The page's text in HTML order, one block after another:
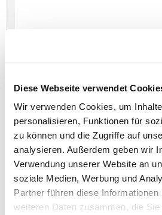
Diese Webseite verwendet
Wir verwenden Cookies, um
personalisieren, Funktionen für
zu können und die Zugriffe auf
analysieren. Außerdem geben wir
Verwendung unserer Website an
soziale Medien, Werbung und
Partner führen diese
weiteren Daten zusammen, die
Dies könnte